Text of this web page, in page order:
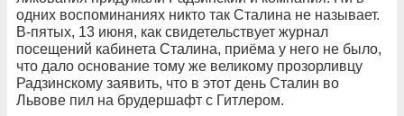
одних воспоминаниях никто так Сталина не называет.
В-пятых, 13 июня, как свидетельствует журнал
посещений кабинета Сталина, приёма у него не было,
что дало основание тому же великому прозорливцу
Радзинскому заявить, что в этот день Сталин во
Львове пил на брудершафт с Гитлером.